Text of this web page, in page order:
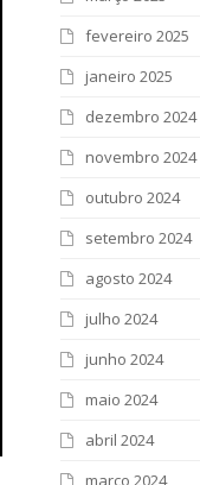
fevereiro 2025
janeiro 2025
dezembro 2024
novembro 2024
outubro 2024
setembro 2024
agosto 2024
julho 2024
junho 2024
maio 2024
abril 2024
março 2024